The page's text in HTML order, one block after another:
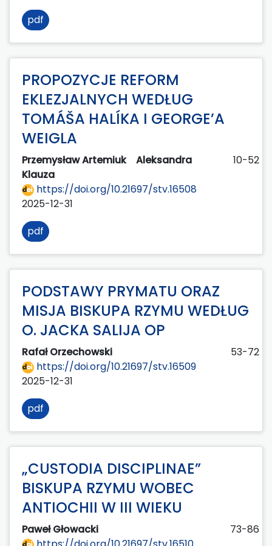
pdf
PROPOZYCJE REFORM
EKLEZJALNYCH WEDŁUG
TOMÁŠA HALÍKA I GEORGE’A
WEIGLA
Przemysław Artemiuk
Aleksandra
Klauza
10-52
https://doi.org/10.21697/stv.16508
2025-12-31
pdf
PODSTAWY PRYMATU ORAZ
MISJA BISKUPA RZYMU WEDŁUG
O. JACKA SALIJA OP
Rafał Orzechowski
53-72
https://doi.org/10.21697/stv.16509
2025-12-31
pdf
„CUSTODIA DISCIPLINAE”
BISKUPA RZYMU WOBEC
ANTIOCHII W III WIEKU
Paweł Głowacki
73-86